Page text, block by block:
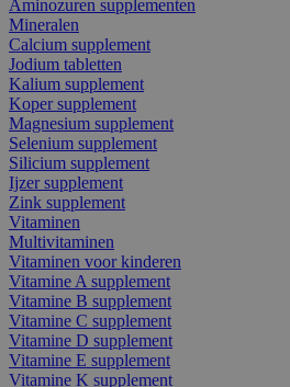
Aminozuren supplementen
Mineralen
Calcium supplement
Jodium tabletten
Kalium supplement
Koper supplement
Magnesium supplement
Selenium supplement
Silicium supplement
Ijzer supplement
Zink supplement
Vitaminen
Multivitaminen
Vitaminen voor kinderen
Vitamine A supplement
Vitamine B supplement
Vitamine C supplement
Vitamine D supplement
Vitamine E supplement
Vitamine K supplement